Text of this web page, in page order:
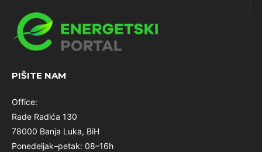
PIŠITE NAM
Office:
Rade Radića 130
78000 Banja Luka, BiH
Ponedeljak–petak: 08–16h